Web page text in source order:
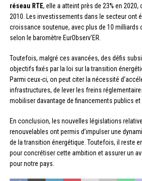
réseau RTE, elle a atteint près de 23% en 2020,
2010. Les investissements dans le secteur ont
croissance soutenue, avec plus de 10 milliards
selon le baromètre EurObserv’ER.
Toutefois, malgré ces avancées, des défis
objectifs fixés par la loi sur la transition
Parmi ceux-ci, on peut citer la nécessité
infrastructures, de lever les freins
mobiliser davantage de financements publics et
En conclusion, les nouvelles législations
renouvelables ont permis d’impulser une
de la transition énergétique. Toutefois, il reste
pour concrétiser cette ambition et assurer un
pour notre pays.